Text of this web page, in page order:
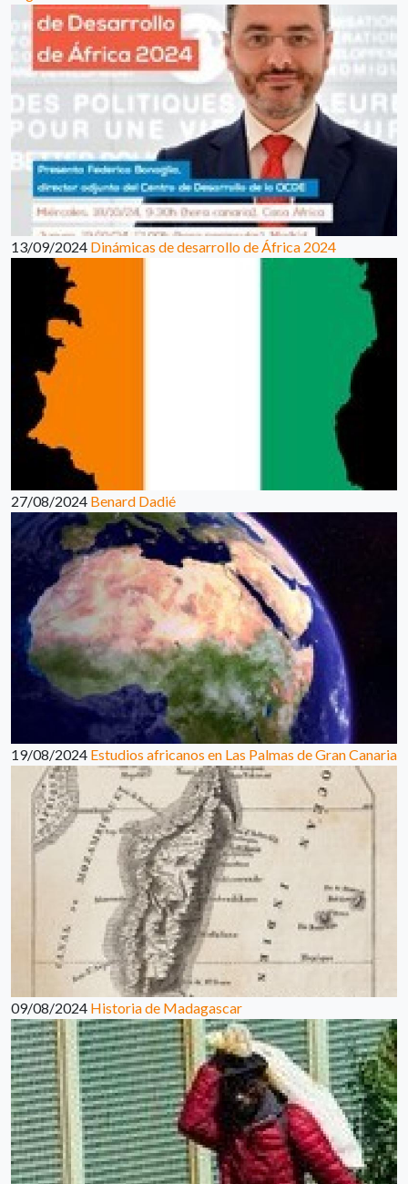
13/09/2024 Dinámicas de desarrollo de África 2024
27/08/2024 Benard Dadié
19/08/2024 Estudios africanos en Las Palmas de Gran Canaria
09/08/2024 Historia de Madagascar